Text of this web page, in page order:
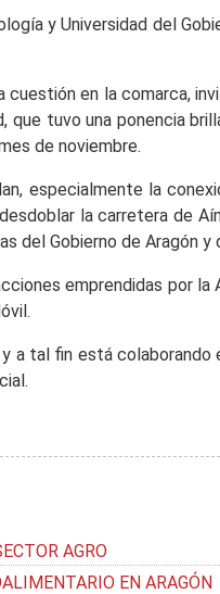
y Universidad del
en la comarca,
tuvo una ponencia
de noviembre.
especialmente la
la carretera de
del Gobierno de Aragón y
emprendidas por
tal fin está
AGRO
EN ARAGÓN